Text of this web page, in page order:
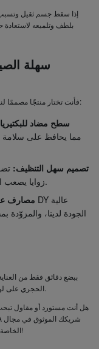
إذا سقط جسم ثقيل
بلطف وتلميعه لاستعادة
عندما تختار قاعدة دش من DAYA، فأنت تختار منتجًا مصممًا لنظافة سهلة دون عناء:
سطح مضاد
تصميم سهل التنظيف:
زوايا يصعب الوصول إليها يمكن أن تختبئ فيها الأوساخ.
مصارف مصارف سلسلة DY
الجودة لدينا،
ببضع دقائق فقط من
الحجري على لونها وملمسها وخصائصها المضادة للانزلاق لسنوات قادمة.
هل أنت مستورد أو مقاول
لمناقشة خدمات OEM/ODM الخاصة بنا!